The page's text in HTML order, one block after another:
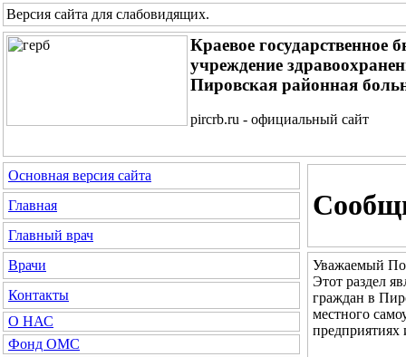
Версия сайта для слабовидящих.
Краевое государственное
учреждение
Пировская районная
pircrb.ru - официальный сайт
Основная версия сайта
Главная
Главный врач
Врачи
Контакты
О НАС
Фонд ОМС
Уважаемый
Этот раздел
граждан в
местного
предприятиях